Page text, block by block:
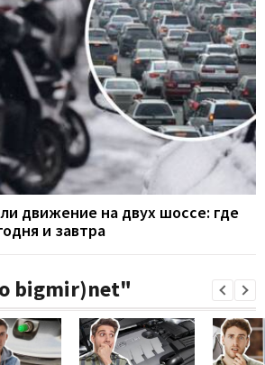
движение на двух шоссе: где
и завтра
bigmir)net"